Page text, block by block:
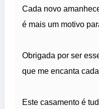
Cada novo
é mais um motivo
Obrigada por ser
que me encanta
Este casamento é